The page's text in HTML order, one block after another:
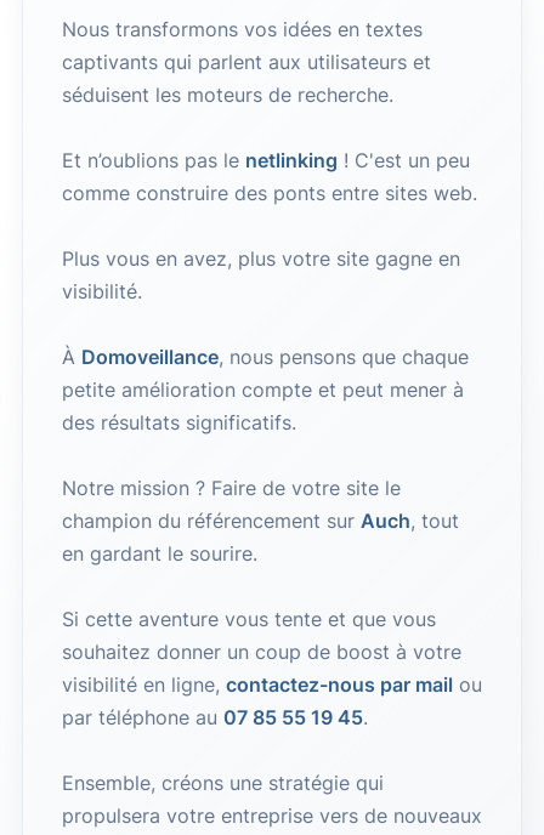
Nous transformons vos idées en textes
captivants qui parlent aux utilisateurs et
séduisent les moteurs de recherche.
Et n’oublions pas le netlinking ! C'est un peu
comme construire des ponts entre sites web.
Plus vous en avez, plus votre site gagne en
visibilité.
À Domoveillance, nous pensons que chaque
petite amélioration compte et peut mener à
des résultats significatifs.
Notre mission ? Faire de votre site le
champion du référencement sur Auch, tout
en gardant le sourire.
Si cette aventure vous tente et que vous
souhaitez donner un coup de boost à votre
visibilité en ligne, contactez-nous par mail ou
par téléphone au 07 85 55 19 45.
Ensemble, créons une stratégie qui
propulsera votre entreprise vers de nouveaux